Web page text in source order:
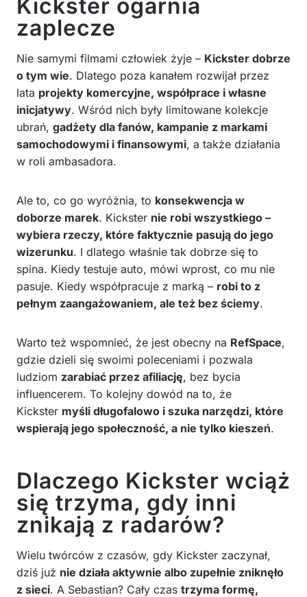
Kickster ogarnia
zaplecze
Nie samymi filmami człowiek żyje – Kickster dobrze
o tym wie. Dlatego poza kanałem rozwijał przez
lata projekty komercyjne, współprace i własne
inicjatywy. Wśród nich były limitowane kolekcje
ubrań, gadżety dla fanów, kampanie z markami
samochodowymi i finansowymi, a także działania
w roli ambasadora.
Ale to, co go wyróżnia, to konsekwencja w
doborze marek. Kickster nie robi wszystkiego –
wybiera rzeczy, które faktycznie pasują do jego
wizerunku. I dlatego właśnie tak dobrze się to
spina. Kiedy testuje auto, mówi wprost, co mu nie
pasuje. Kiedy współpracuje z marką – robi to z
pełnym zaangażowaniem, ale też bez ściemy.
Warto też wspomnieć, że jest obecny na RefSpace,
gdzie dzieli się swoimi poleceniami i pozwala
ludziom zarabiać przez afiliację, bez bycia
influencerem. To kolejny dowód na to, że
Kickster myśli długofalowo i szuka narzędzi, które
wspierają jego społeczność, a nie tylko kieszeń.
Dlaczego Kickster wciąż
się trzyma, gdy inni
znikają z radarów?
Wielu twórców z czasów, gdy Kickster zaczynał,
dziś już nie działa aktywnie albo zupełnie zniknęło
z sieci. A Sebastian? Cały czas trzyma formę,